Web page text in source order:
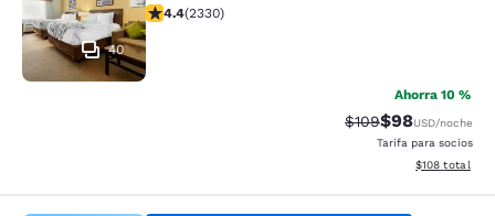
40
Calificación de 4.4 estrellas. Excelente. 2330 reseñas
4.4(2330)
Ahorra 10 %
Tarifa tachada:
$109Tarifa
$98USD/noche
Tarifa para socios
Ver detalles
$108 total